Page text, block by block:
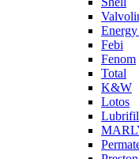
Energy
Febi
Fenom
Total
K&W
Lotos